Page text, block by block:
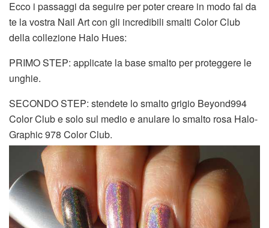
Ecco i passaggi da seguire per poter creare in modo fai da
te la vostra Nail Art con gli incredibili smalti Color Club
della collezione Halo Hues:
PRIMO STEP: applicate la base smalto per proteggere le
unghie.
SECONDO STEP: stendete lo smalto grigio Beyond994
Color Club e solo sul medio e anulare lo smalto rosa Halo-
Graphic 978 Color Club.